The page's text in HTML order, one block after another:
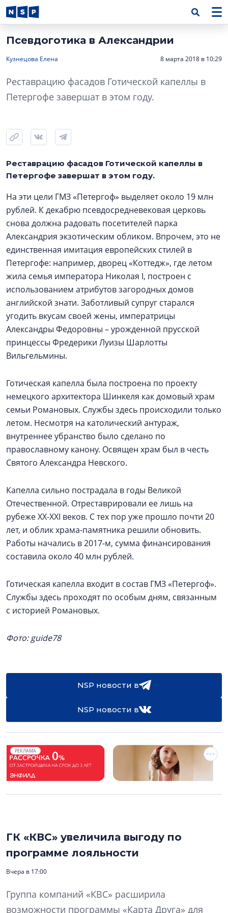
Псевдоготика в Александрии
Кузнецова Елена 8 марта 2018 в 10:29
Реставрацию фасадов Готической капеллы в
Петергофе завершат в этом году.
Реставрацию фасадов Готической капеллы в
Петергофе завершат в этом году.
На эти цели ГМЗ «Петергоф» выделяет около 19 млн
рублей. К декабрю псевдосредневековая церковь
снова должна радовать посетителей парка
Александрия экзотическим обликом. Впрочем, это не
единственная имитация европейских стилей в
Петергофе: например, дворец «Коттедж», где летом
жила семья императора Николая I, построен с
использованием атрибутов загородных домов
английской знати. Заботливый супруг старался
угодить вкусам своей жены, императрицы
Александры Федоровны – урожденной прусской
принцессы Фредерики Луизы Шарлотты
Вильгельмины.
Готическая капелла была построена по проекту
немецкого архитектора Шинкеля как домовый храм
семьи Романовых. Службы здесь происходили только
летом. Несмотря на католический антураж,
внутреннее убранство было сделано по
православному канону. Освящен храм был в честь
Святого Александра Невского.
Капелла сильно пострадала в годы Великой
Отечественной. Отреставрировали ее лишь на
рубеже XX-XXI веков. С тех пор уже прошло почти 20
лет, и облик храма-памятника решили обновить.
Работы начались в 2017-м, сумма финансирования
составила около 40 млн рублей.
Готическая капелла входит в состав ГМЗ «Петергоф».
Службы здесь проходят по особым дням, связанным
с историей Романовых.
Фото: guide78
NSP новости в
NSP новости в
РЕКЛАМА
ГК «КВС» увеличила выгоду по
программе лояльности
Вчера в 17:00
Группа компаний «КВС» расширила
возможности программы «Карта Друга» для